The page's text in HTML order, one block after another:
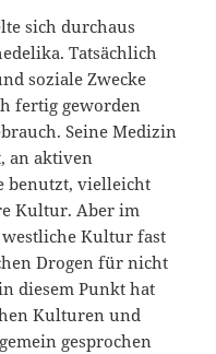
sich durchaus
Tatsächlich
soziale Zwecke
fertig geworden
Seine Medizin
an aktiven
benutzt, vielleicht
Kultur. Aber im
Kultur fast
Drogen für nicht
diesem Punkt hat
Kulturen und
gesprochen